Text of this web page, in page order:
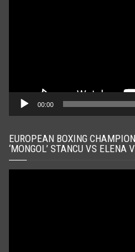
00:00
EUROPEAN BOXING
‘MONGOL’ STANCU VS